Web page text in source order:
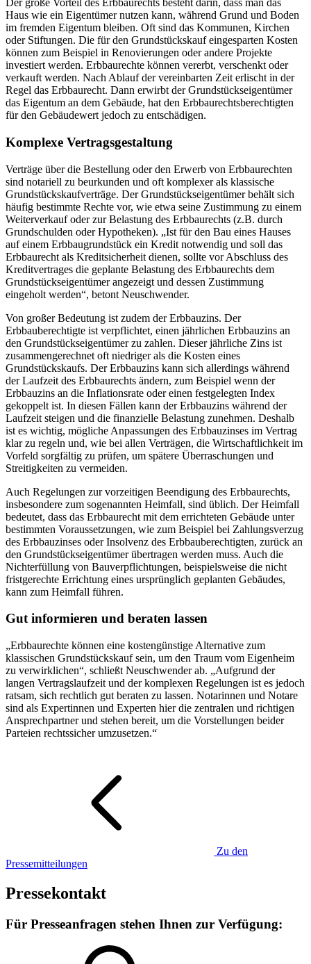
Der große Vorteil des Erbbaurechts besteht darin, dass man das
Haus wie ein Eigentümer nutzen kann, während Grund und Boden
im fremden Eigentum bleiben. Oft sind das Kommunen, Kirchen
oder Stiftungen. Die für den Grundstückskauf eingesparten Kosten
können zum Beispiel in Renovierungen oder andere Projekte
investiert werden. Erbbaurechte können vererbt, verschenkt oder
verkauft werden. Nach Ablauf der vereinbarten Zeit erlischt in der
Regel das Erbbaurecht. Dann erwirbt der Grundstückseigentümer
das Eigentum an dem Gebäude, hat den Erbbaurechtsberechtigten
für den Gebäudewert jedoch zu entschädigen.
Komplexe Vertragsgestaltung
Verträge über die Bestellung oder den Erwerb von Erbbaurechten
sind notariell zu beurkunden und oft komplexer als klassische
Grundstückskaufverträge. Der Grundstückseigentümer behält sich
häufig bestimmte Rechte vor, wie etwa seine Zustimmung zu einem
Weiterverkauf oder zur Belastung des Erbbaurechts (z.B. durch
Grundschulden oder Hypotheken). „Ist für den Bau eines Hauses
auf einem Erbbaugrundstück ein Kredit notwendig und soll das
Erbbaurecht als Kreditsicherheit dienen, sollte vor Abschluss des
Kreditvertrages die geplante Belastung des Erbbaurechts dem
Grundstückseigentümer angezeigt und dessen Zustimmung
eingeholt werden“, betont Neuschwender.
Von großer Bedeutung ist zudem der Erbbauzins. Der
Erbbauberechtigte ist verpflichtet, einen jährlichen Erbbauzins an
den Grundstückseigentümer zu zahlen. Dieser jährliche Zins ist
zusammengerechnet oft niedriger als die Kosten eines
Grundstückskaufs. Der Erbbauzins kann sich allerdings während
der Laufzeit des Erbbaurechts ändern, zum Beispiel wenn der
Erbbauzins an die Inflationsrate oder einen festgelegten Index
gekoppelt ist. In diesen Fällen kann der Erbbauzins während der
Laufzeit steigen und die finanzielle Belastung zunehmen. Deshalb
ist es wichtig, mögliche Anpassungen des Erbbauzinses im Vertrag
klar zu regeln und, wie bei allen Verträgen, die Wirtschaftlichkeit im
Vorfeld sorgfältig zu prüfen, um spätere Überraschungen und
Streitigkeiten zu vermeiden.
Auch Regelungen zur vorzeitigen Beendigung des Erbbaurechts,
insbesondere zum sogenannten Heimfall, sind üblich. Der Heimfall
bedeutet, dass das Erbbaurecht mit dem errichteten Gebäude unter
bestimmten Voraussetzungen, wie zum Beispiel bei Zahlungsverzug
des Erbbauzinses oder Insolvenz des Erbbauberechtigten, zurück an
den Grundstückseigentümer übertragen werden muss. Auch die
Nichterfüllung von Bauverpflichtungen, beispielsweise die nicht
fristgerechte Errichtung eines ursprünglich geplanten Gebäudes,
kann zum Heimfall führen.
Gut informieren und beraten lassen
„Erbbaurechte können eine kostengünstige Alternative zum
klassischen Grundstückskauf sein, um den Traum vom Eigenheim
zu verwirklichen“, schließt Neuschwender ab. „Aufgrund der
langen Vertragslaufzeit und der komplexen Regelungen ist es jedoch
ratsam, sich rechtlich gut beraten zu lassen. Notarinnen und Notare
sind als Expertinnen und Experten hier die zentralen und richtigen
Ansprechpartner und stehen bereit, um die Vorstellungen beider
Parteien rechtssicher umzusetzen.“
Zu den
Pressemitteilungen
Pressekontakt
Für Presseanfragen stehen Ihnen zur Verfügung: